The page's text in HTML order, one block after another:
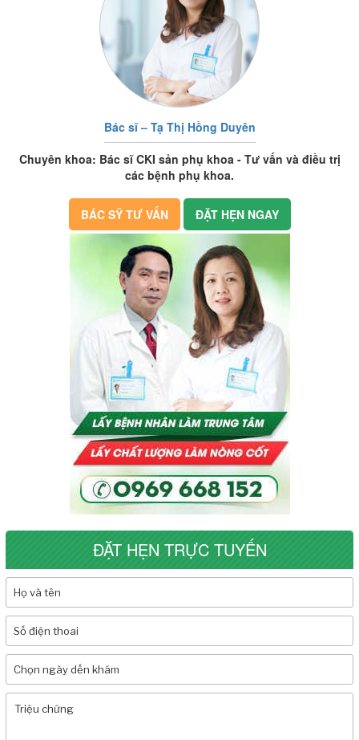
Bác sĩ – Tạ Thị Hồng Duyên
Chuyên khoa: Bác sĩ CKI sản phụ khoa - Tư vấn và điều trị
các bệnh phụ khoa.
BÁC SỸ TƯ VẤN ĐẶT HẸN NGAY
ĐẶT HẸN TRỰC TUYẾN